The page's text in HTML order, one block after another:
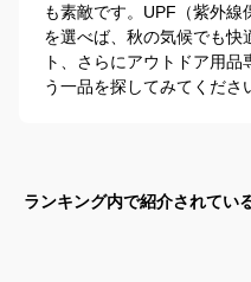
も素敵です。UPF（紫外
を選べば、秋の気候でも快
ト、さらにアウトドア用
う一品を探してみてくださ
ランキング内で紹介されてい